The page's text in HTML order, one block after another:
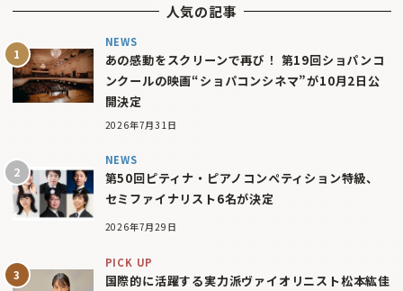
人気の記事
NEWS
あの感動をスクリーンで再び！ 第19回ショパンコ
ンクールの映画“ショパコンシネマ”が10月2日公
開決定
2026年7月31日
NEWS
第50回ピティナ・ピアノコンペティション特級、
セミファイナリスト6名が決定
2026年7月29日
PICK UP
国際的に活躍する実力派ヴァイオリニスト松本紘佳